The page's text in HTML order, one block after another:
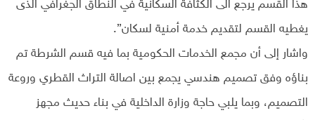
هذا القسم يرجع الى الكثافة السكانية في النطاق الجغرافي الذى
يغطيه القسم لتقديم خدمة أمنية لسكان”.
واشار إلى أن مجمع الخدمات الحكومية بما فيه قسم الشرطة تم
بناؤه وفق تصميم هندسي يجمع بين اصالة التراث القطري وروعة
التصميم، وبما يلبي حاجة وزارة الداخلية في بناء حديث مجهز